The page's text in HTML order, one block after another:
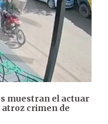
muestran el actuar
atroz crimen de